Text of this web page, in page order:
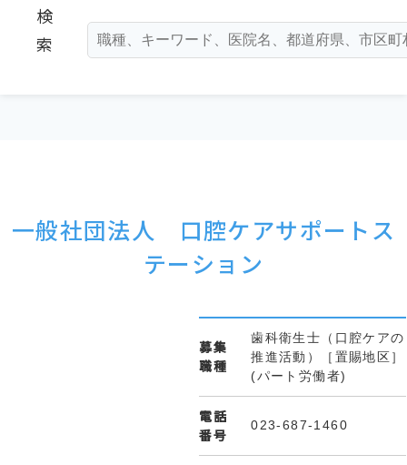
検
索
一般社団法人 口腔ケアサポートス
テーション
募集
職種
歯科衛生士（口腔ケアの
推進活動）［置賜地区］
(パート労働者)
電話
番号
023-687-1460